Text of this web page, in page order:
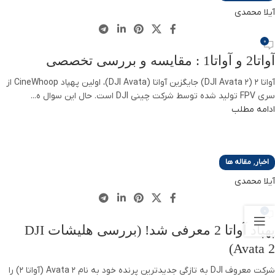
آیلا محمدی
0
آواتا2 و آواتا1 : مقایسه و بررسی تخصصی
آواتا 2 (DJI Avata 2) جایگزین آواتا (DJI Avata)، اولین پهپاد CineWhoop از
سری FPV تولید شده توسط شرکت چینی DJI است. حال این سوال ه...
ادامه مطلب
اخبار, مقاله ها
آیلا محمدی
پهپاد آواتا 2 معرفی شد! (بررسی هلیشات DJI
Avata 2)
شرکت معروف DJI به تازگی جدیدترین پرنده خود به نام Avata 2 (آواتا 2) را